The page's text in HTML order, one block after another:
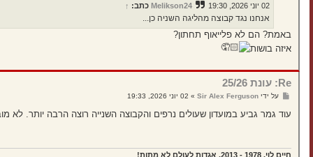
Melikson24 כתב: ↑ 02 יוני 2026, 19:30
אנחנו נגד קבוצה מהליגה השניה כן...
באמת? הם לא פלייאוף תחתון?
איזה בושות
Re: עונת 25/26
ש
י
על ידי Sir Alex Ferguson
» 02 יוני 2026, 19:33
עוד גמר גביע במועדון שעולים נרפים והקבוצה השנייה רוצה הרבה יותר. לא
חיים לוי, 1978 - 2013, אגדות לעולם לא מתות!